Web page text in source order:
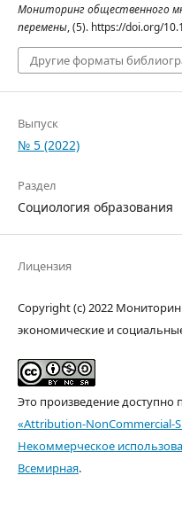
Мониторинг общественного
перемены, (5). https://doi.org/
Другие форматы
Выпуск
№ 5 (2022)
Раздел
Социология образования
Лицензия
Copyright (c) 2022
экономические и
Это произведение доступно
«Attribution-NonCommercial-
Некоммерческое
Всемирная.